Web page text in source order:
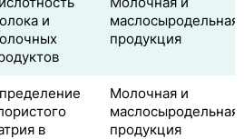
и
маслосыродельная
продукция
в
Молочная и
маслосыродельная
продукция